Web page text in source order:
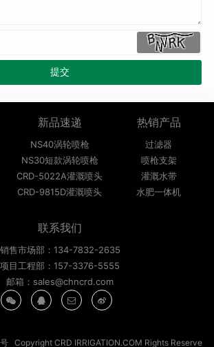
新品速递
NS40涡轮喷枪
NS30短款涡轮喷枪
CRD-5022A灌溉喷头
CRD-9815D灌溉喷头
热销产品
过滤器
喷枪支架
灌溉水带
水肥一体机
联系我们
销售市场部：134-7832-2635
项目工程部：157-3376-5555
邮箱：sales@chncrd.com
Copyright CRD IRRIGATION.COM Rights Reserve